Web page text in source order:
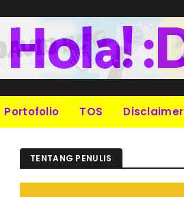
Portofolio TOS Disclaimer
TENTANG PENULIS